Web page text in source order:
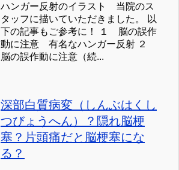
ハンガー反射のイラスト 当院のス
タッフに描いていただきました。 以
下の記事もご参考に！ １ 脳の誤作
動に注意 有名なハンガー反射 ２
脳の誤作動に注意（続...
深部白質病変（しんぶはくし
つびょうへん）？隠れ脳梗
塞？片頭痛だと脳梗塞にな
る？